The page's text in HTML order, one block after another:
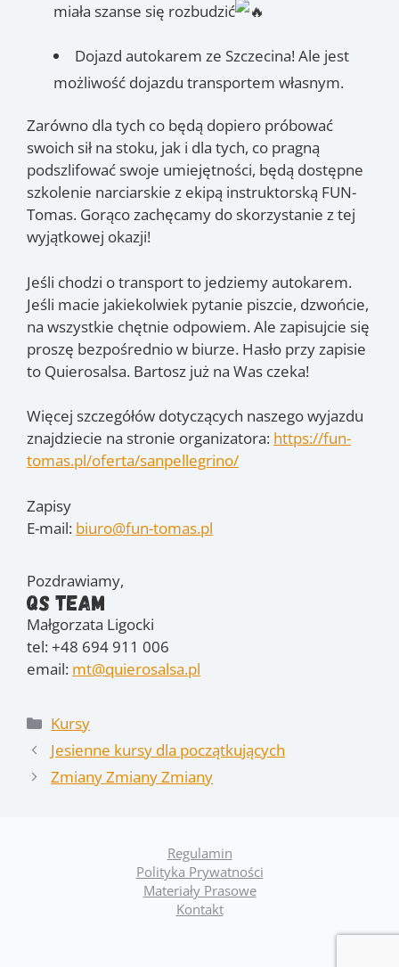
miała szanse się rozbudzić
Dojazd autokarem ze Szczecina! Ale jest
możliwość dojazdu transportem własnym.
Zarówno dla tych co będą dopiero próbować
swoich sił na stoku, jak i dla tych, co pragną
podszlifować swoje umiejętności, będą dostępne
szkolenie narciarskie z ekipą instruktorską FUN-
Tomas. Gorąco zachęcamy do skorzystanie z tej
wyjątkowej okazji!
Jeśli chodzi o transport to jedziemy autokarem.
Jeśli macie jakiekolwiek pytanie piszcie, dzwońcie,
na wszystkie chętnie odpowiem. Ale zapisujcie się
proszę bezpośrednio w biurze. Hasło przy zapisie
to Quierosalsa. Bartosz już na Was czeka!
Więcej szczegółów dotyczących naszego wyjazdu
znajdziecie na stronie organizatora: https://fun-
tomas.pl/oferta/sanpellegrino/
Zapisy
E-mail: biuro@fun-tomas.pl
Pozdrawiamy,
QS Team
Małgorzata Ligocki
tel: +48 694 911 006
email: mt@quierosalsa.pl
Kategorie
Kursy
Jesienne kursy dla początkujących
Zmiany Zmiany Zmiany
Regulamin
Polityka Prywatności
Materiały Prasowe
Kontakt